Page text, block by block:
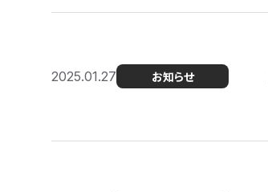
2025.01.27 お知らせ